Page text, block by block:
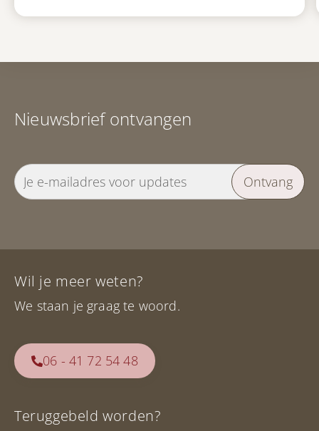
Nieuwsbrief ontvangen
Ontvang
Wil je meer weten?
We staan je graag te woord.
06 - 41 72 54 48
Teruggebeld worden?